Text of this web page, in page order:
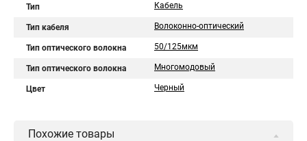
Тип Кабель
Тип кабеля Волоконно-оптический
Тип оптического волокна 50/125мкм
Тип оптического волокна Многомодовый
Цвет Черный
Похожие товары